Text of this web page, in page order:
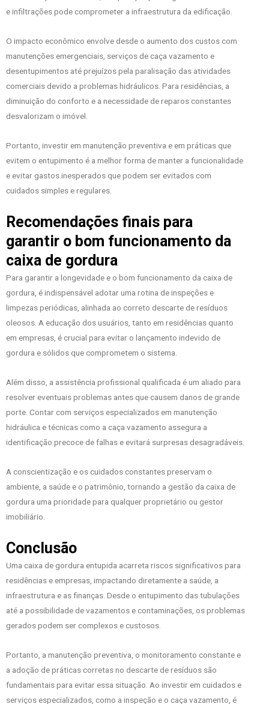
e infiltrações pode comprometer a infraestrutura da edificação.
O impacto econômico envolve desde o aumento dos custos com
manutenções emergenciais, serviços de caça vazamento e
desentupimentos até prejuízos pela paralisação das atividades
comerciais devido a problemas hidráulicos. Para residências, a
diminuição do conforto e a necessidade de reparos constantes
desvalorizam o imóvel.
Portanto, investir em manutenção preventiva e em práticas que
evitem o entupimento é a melhor forma de manter a funcionalidade
e evitar gastos inesperados que podem ser evitados com
cuidados simples e regulares.
Recomendações finais para
garantir o bom funcionamento da
caixa de gordura
Para garantir a longevidade e o bom funcionamento da caixa de
gordura, é indispensável adotar uma rotina de inspeções e
limpezas periódicas, alinhada ao correto descarte de resíduos
oleosos. A educação dos usuários, tanto em residências quanto
em empresas, é crucial para evitar o lançamento indevido de
gordura e sólidos que comprometem o sistema.
Além disso, a assistência profissional qualificada é um aliado para
resolver eventuais problemas antes que causem danos de grande
porte. Contar com serviços especializados em manutenção
hidráulica e técnicas como a caça vazamento assegura a
identificação precoce de falhas e evitará surpresas desagradáveis.
A conscientização e os cuidados constantes preservam o
ambiente, a saúde e o patrimônio, tornando a gestão da caixa de
gordura uma prioridade para qualquer proprietário ou gestor
imobiliário.
Conclusão
Uma caixa de gordura entupida acarreta riscos significativos para
residências e empresas, impactando diretamente a saúde, a
infraestrutura e as finanças. Desde o entupimento das tubulações
até a possibilidade de vazamentos e contaminações, os problemas
gerados podem ser complexos e custosos.
Portanto, a manutenção preventiva, o monitoramento constante e
a adoção de práticas corretas no descarte de resíduos são
fundamentais para evitar essa situação. Ao investir em cuidados e
serviços especializados, como a inspeção e o caça vazamento, é